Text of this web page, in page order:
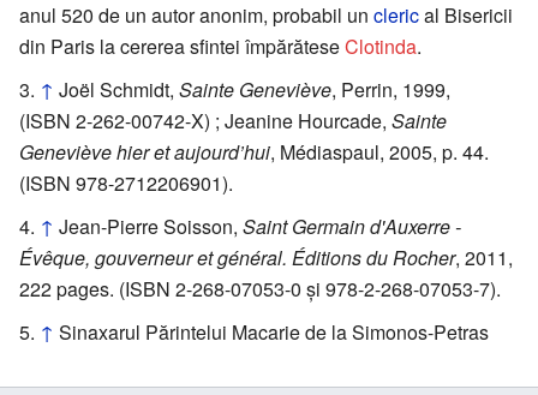
anul 520 de un autor anonim, probabil un clerical Bisericii
din Paris la cererea sfintei împărăteseClotinda.
↑ Joël Schmidt, Sainte Geneviève, Perrin, 1999,
(ISBN 2-262-00742-X) ; Jeanine Hourcade, Sainte
Geneviève hier et aujourd’hui, Médiaspaul, 2005, p. 44.
(ISBN 978-2712206901).
↑ Jean-Pierre Soisson, Saint Germain d'Auxerre -
Évêque, gouverneur et général. Éditions du Rocher, 2011,
222 pages. (ISBN 2-268-07053-0 și 978-2-268-07053-7).
↑ Sinaxarul Părintelui Macarie de la Simonos-Petras